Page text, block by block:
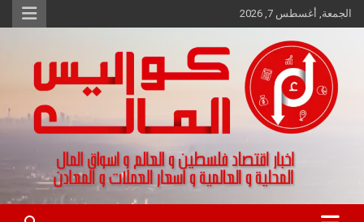
Skip
to
الجمعة, أغسطس 7, 2026
كواليس المال
اخبار اقتصاد فلسطين و العالم و تقارير اسواق المال و العملات